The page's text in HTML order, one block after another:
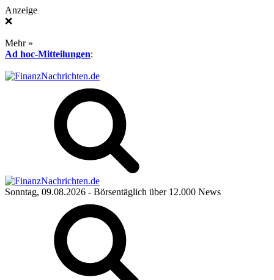
Anzeige
❌
Mehr »
Ad hoc-Mitteilungen:
Sonntag, 09.08.2026 - Börsentäglich über 12.000 News